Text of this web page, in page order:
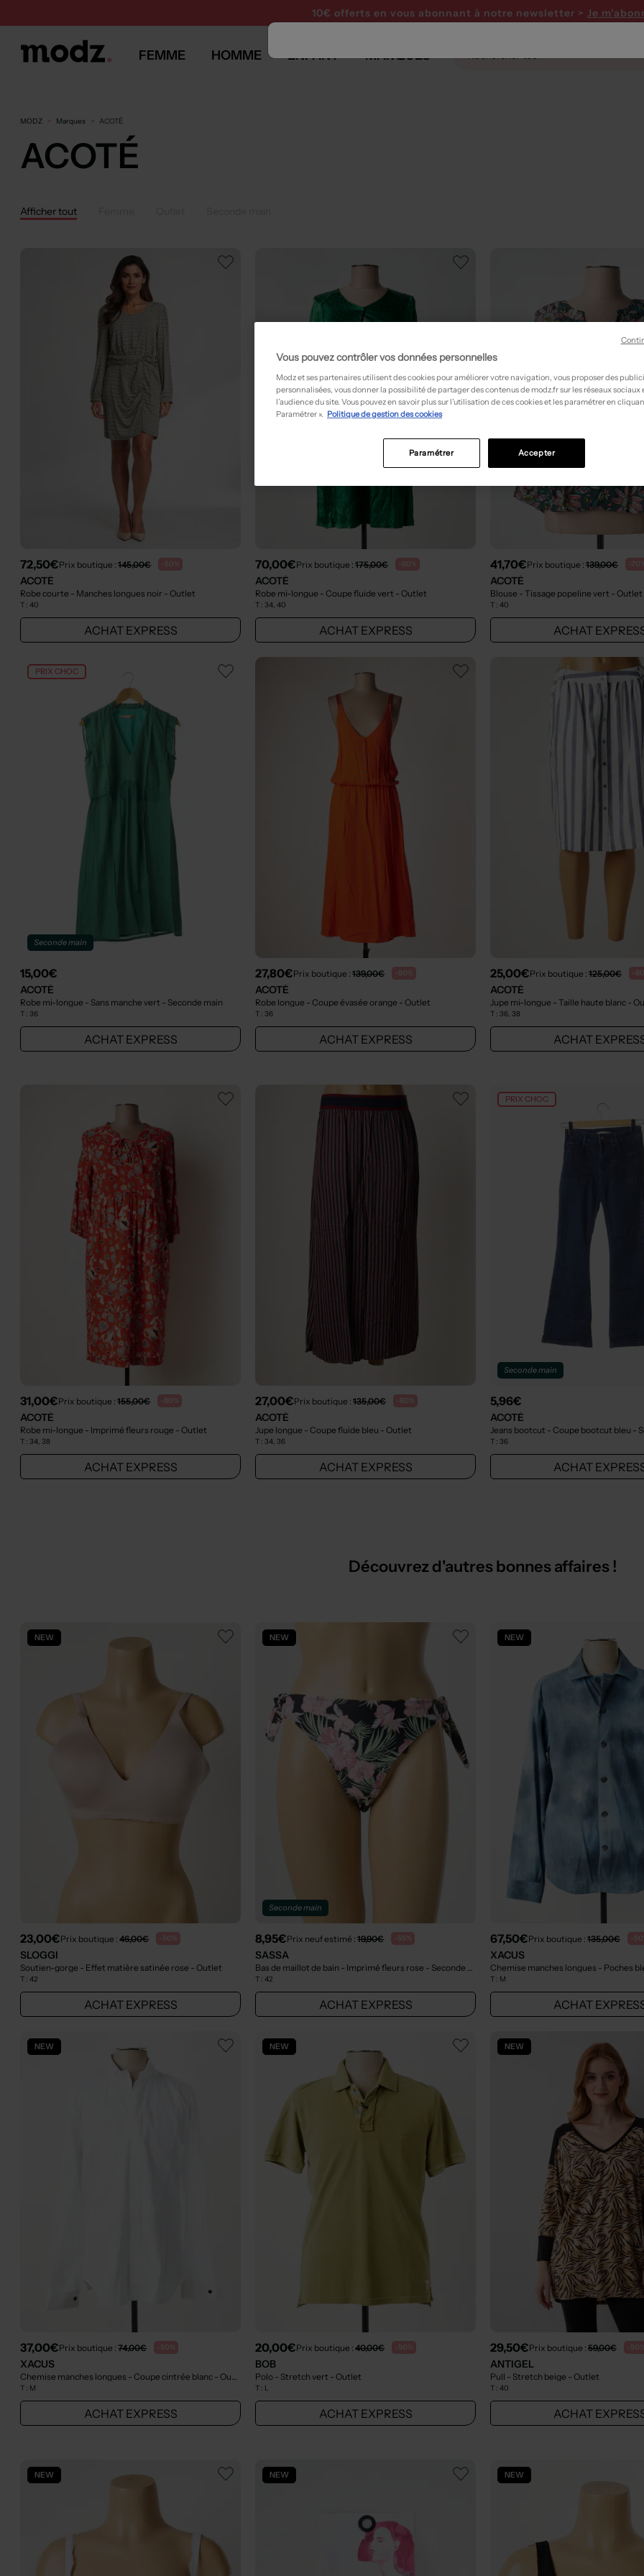
10€ offerts en vous abonnant à notre newsletter > Je
FEMME HOMME ENFANT MARQUES
MODZ Marques ACOTÉ
ACOTÉ
Afficher tout
72,50€Prix boutique :145,00€ -50%
ACOTÉ
Robe courte - Manches longues noir - Outlet
T :40
ACHAT EXPRESS
70,00€Prix boutique :175,00€ -60%
ACOTÉ
Robe mi-longue - Coupe fluide vert - Outlet
T :34, 40
ACHAT EXPRESS
41,70€Prix boutique : 139,00€ -
ACOTÉ
Blouse - Tissage popeline vert - Outlet
T : 40
ACHAT
PRIX CHOC
Seconde main
15,00€
ACOTÉ
Robe mi-longue - Sans manche vert - Seconde main
T :36
ACHAT EXPRESS
27,80€Prix boutique :139,00€ -80%
ACOTÉ
Robe longue - Coupe évasée orange - Outlet
T :36
ACHAT EXPRESS
25,00€Prix boutique : 125,00€ -
ACOTÉ
Jupe mi-longue - Taille haute blanc -
T : 36, 38
ACHAT
31,00€Prix boutique :155,00€ -80%
ACOTÉ
Robe mi-longue - Imprimé fleurs rouge - Outlet
T :34, 38
ACHAT EXPRESS
27,00€Prix boutique :135,00€ -80%
ACOTÉ
Jupe longue - Coupe fluide bleu - Outlet
T :34, 36
ACHAT EXPRESS
PRIX CHOC
Seconde main
5,96€
ACOTÉ
Jeans bootcut - Coupe bootcut bleu -
T : 36
ACHAT
Découvrez d'autres bonnes affaires !
NEW
23,00€Prix boutique :46,00€ -50%
SLOGGI
Soutien-gorge - Effet matière satinée rose - Outlet
T :42
ACHAT EXPRESS
NEW
Seconde main
8,95€Prix neuf estimé :19,90€ -55%
SASSA
Bas de maillot de bain - Imprimé fleurs rose - Seconde main
T :42
ACHAT EXPRESS
NEW
67,50€Prix boutique : 135,00€ -
XACUS
Chemise manches longues - Poches
T : M
ACHAT
NEW
37,00€Prix boutique :74,00€ -50%
XACUS
Chemise manches longues - Coupe cintrée blanc - Outlet
T : M
ACHAT EXPRESS
NEW
20,00€Prix boutique :40,00€ -50%
BOB
Polo - Stretch vert - Outlet
T : L
ACHAT EXPRESS
NEW
29,50€Prix boutique : 59,00€ -
ANTIGEL
Pull - Stretch beige - Outlet
T : 40
ACHAT
NEW NEW NEW
Vous pouvez contrôler vos données personnelles
Modz et ses partenaires utilisent des cookies pour améliorer votre navigation, vous proposer des
personnalisées, vous donner la possibilité de partager des contenus de modz.fr sur les réseaux sociaux
l’audience du site. Vous pouvez en savoir plus sur l’utilisation de ces cookies et les paramétrer en
Paramétrer ». Politique de gestion des cookies
Accepter
Paramétrer